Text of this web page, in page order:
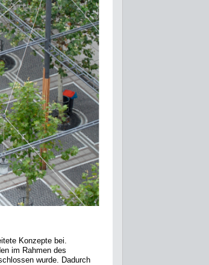
Konzepte bei.
im Rahmen des
wurde. Dadurch